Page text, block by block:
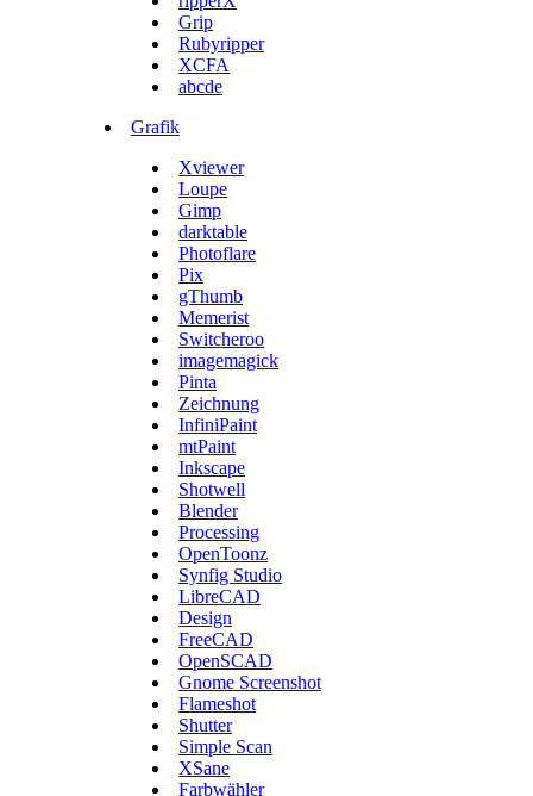
Grip
Rubyripper
XCFA
abcde
Grafik
Xviewer
Loupe
Gimp
darktable
Photoflare
Pix
gThumb
Memerist
Switcheroo
imagemagick
Pinta
Zeichnung
InfiniPaint
mtPaint
Inkscape
Shotwell
Blender
Processing
OpenToonz
Synfig Studio
LibreCAD
Design
FreeCAD
OpenSCAD
Gnome Screenshot
Flameshot
Shutter
Simple Scan
XSane
Farbwähler